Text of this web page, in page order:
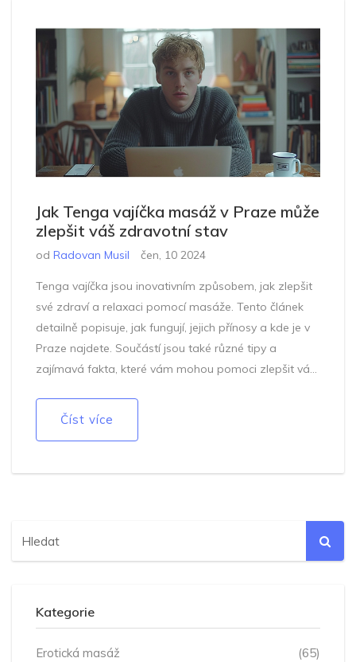
Jak Tenga vajíčka masáž v Praze může
zlepšit váš zdravotní stav
od Radovan Musil čen, 10 2024
Tenga vajíčka jsou inovativním způsobem, jak zlepšit
své zdraví a relaxaci pomocí masáže. Tento článek
detailně popisuje, jak fungují, jejich přínosy a kde je v
Praze najdete. Součástí jsou také různé tipy a
zajímavá fakta, které vám mohou pomoci zlepšit váš
Číst více
Kategorie
Erotická masáž (65)